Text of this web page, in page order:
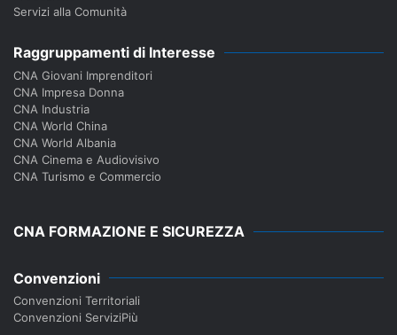
Servizi alla Comunità
Raggruppamenti di Interesse
CNA Giovani Imprenditori
CNA Impresa Donna
CNA Industria
CNA World China
CNA World Albania
CNA Cinema e Audiovisivo
CNA Turismo e Commercio
CNA FORMAZIONE E SICUREZZA
Convenzioni
Convenzioni Territoriali
Convenzioni ServiziPiù